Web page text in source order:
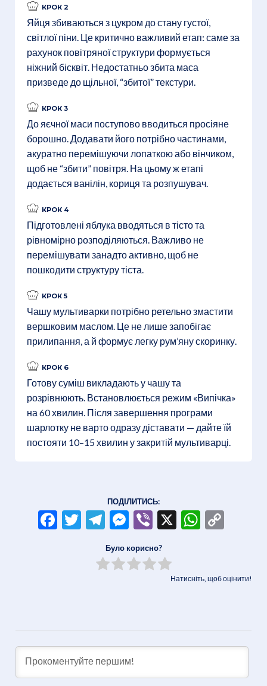
КРОК 2
Яйця збиваються з цукром до стану густої,
світлої піни. Це критично важливий етап: саме за
рахунок повітряної структури формується
ніжний бісквіт. Недостатньо збита маса
призведе до щільної, “збитої” текстури.
КРОК 3
До яєчної маси поступово вводиться просіяне
борошно. Додавати його потрібно частинами,
акуратно перемішуючи лопаткою або вінчиком,
щоб не “збити” повітря. На цьому ж етапі
додається ванілін, кориця та розпушувач.
КРОК 4
Підготовлені яблука вводяться в тісто та
рівномірно розподіляються. Важливо не
перемішувати занадто активно, щоб не
пошкодити структуру тіста.
КРОК 5
Чашу мультиварки потрібно ретельно змастити
вершковим маслом. Це не лише запобігає
прилипання, а й формує легку рум’яну скоринку.
КРОК 6
Готову суміш викладають у чашу та
розрівнюють. Встановлюється режим «Випічка»
на 60 хвилин. Після завершення програми
шарлотку не варто одразу діставати — дайте їй
постояти 10–15 хвилин у закритій мультиварці.
ПОДІЛИТИСЬ:
Facebook
Twitter
Telegram
Messenger
Viber
X
Було корисно?
Натисніть, щоб оцінити!